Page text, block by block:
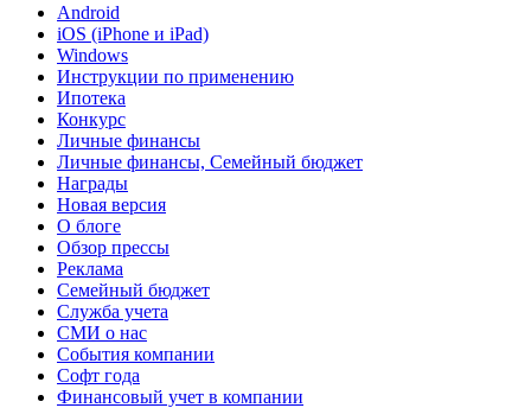
Android
iOS (iPhone и iPad)
Windows
Инструкции по применению
Ипотека
Конкурс
Личные финансы
Личные финансы, Семейный бюджет
Награды
Новая версия
О блоге
Обзор прессы
Реклама
Семейный бюджет
Служба учета
СМИ о нас
События компании
Софт года
Финансовый учет в компании